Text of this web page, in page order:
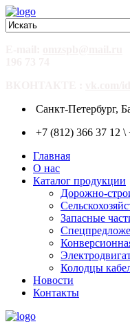
Санкт-Петербург,
+7 (812) 366 37 12 \
Главная
О нас
Каталог продукции
Дорожно-
Запасные
Колодцы
Новости
Контакты